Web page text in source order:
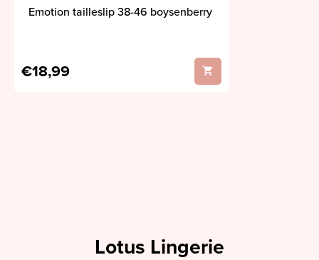
Emotion tailleslip 38-46 boysenberry
€18,99
Lotus Lingerie